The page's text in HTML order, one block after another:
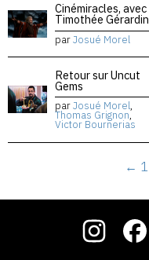
Cinémiracles, avec
Timothée Gérardin
parJosué Morel
Retour sur Uncut
Gems
parJosué Morel,
Thomas Grignon,
Victor Bournerias
← 1